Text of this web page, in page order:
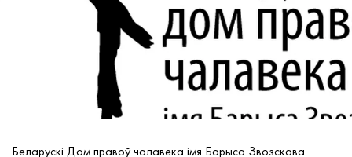
Беларускі Дом правоў чалавека імя Барыса Звозскава